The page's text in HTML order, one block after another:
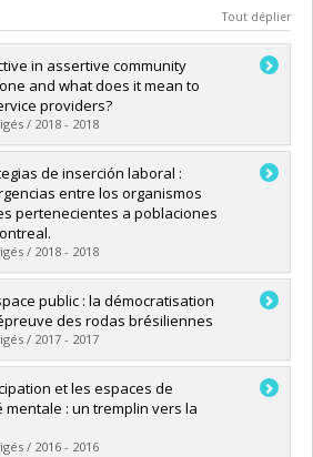
Tout déplier
in assertive community
and what does it mean to
providers?
/ 2018 - 2018
D.
Papyrus
de inserción laboral :
entre los organismos
pertenecientes a poblaciones
/ 2018 - 2018
Ramírez, Roberto A.
D.
dans Papyrus
public : la démocratisation
des rodas brésiliennes
/ 2017 - 2017
Isabelle
dans Papyrus
et les espaces de
: un tremplin vers la
/ 2016 - 2016